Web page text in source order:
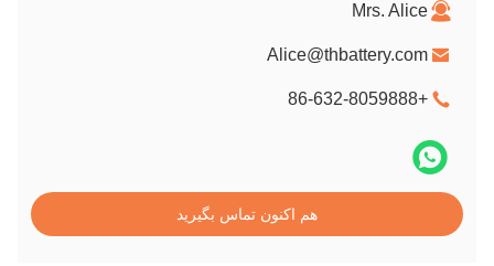
Mrs. Alice
Alice@thbattery.com
+86-632-8059888
هم اکنون تماس بگیرید